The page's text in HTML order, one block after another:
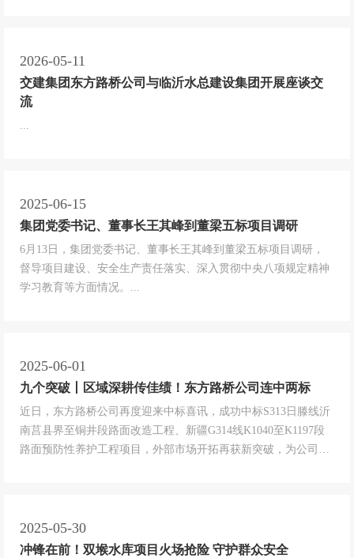
2026-05-11
交建集团东方路桥公司与临沂水总建设集团开展座谈交
流
2025-06-15
集团党委书记、董事长王其峰到董梁五标项目调研
6月13日，集团党委书记、董事长王其峰到董梁五标项目调研，
督导项目建设、安全生产责任落实、深入贯彻中央八项规定精神
学习教育等方面情况。...
2025-06-01
九个突破丨区域深耕传佳绩！东方路桥公司连中两标
近日，东方路桥公司再度迎来中标喜讯，成功中标S313日滕线沂
南莒县界至铜井段路面改造工程、新疆G314线K1040至K1197段
路面预防性养护工程项目，外部市场开拓再获新突破，为公司优
2025-05-30
冲锋在前！双堠水库项目火场抢险 守护群众安全